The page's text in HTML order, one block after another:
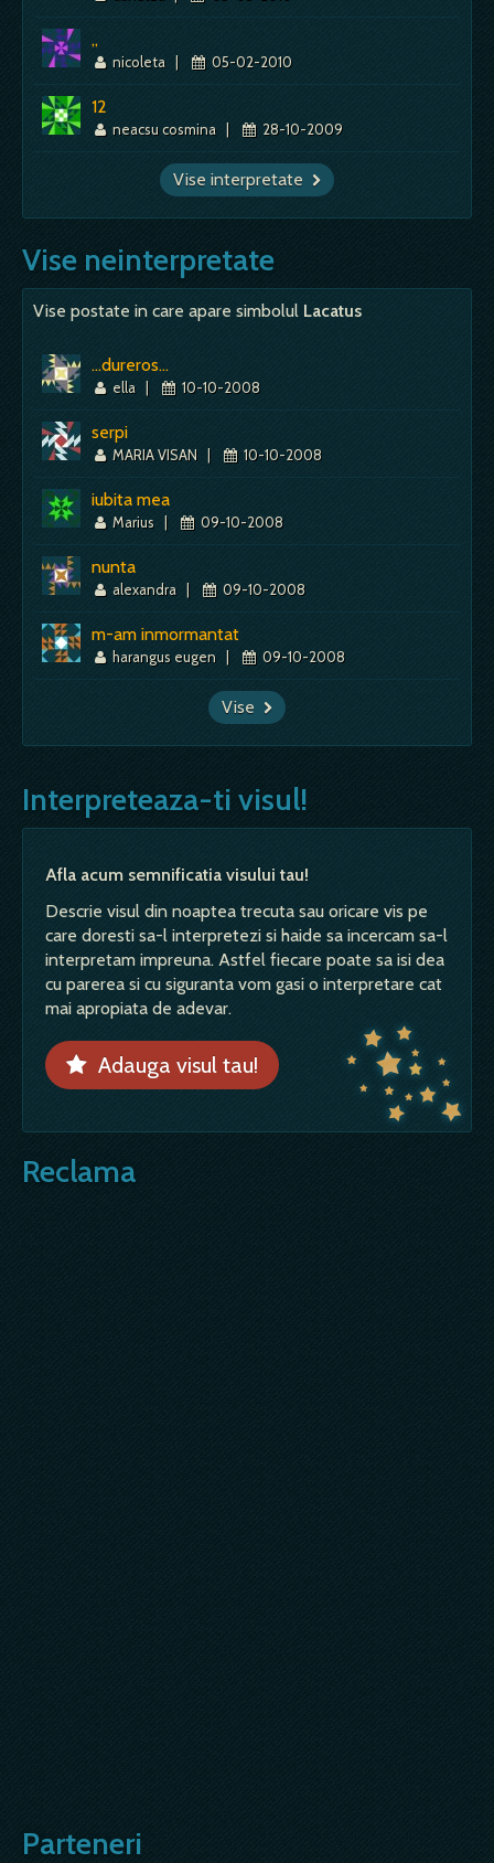
,,
nicoleta | 05-02-2010
12
neacsu cosmina | 28-10-2009
Vise interpretate
Vise neinterpretate
Vise postate in care apare simbolul Lacatus
...dureros...
ella | 10-10-2008
serpi
MARIA VISAN | 10-10-2008
iubita mea
Marius | 09-10-2008
nunta
alexandra | 09-10-2008
m-am inmormantat
harangus eugen | 09-10-2008
Vise
Interpreteaza-ti visul!
Afla acum semnificatia visului tau!
Descrie visul din noaptea trecuta sau oricare vis pe
care doresti sa-l interpretezi si haide sa incercam sa-l
interpretam impreuna. Astfel fiecare poate sa isi dea
cu parerea si cu siguranta vom gasi o interpretare cat
mai apropiata de adevar.
Adauga visul tau!
Reclama
Parteneri